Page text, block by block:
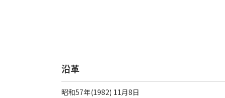
沿革
昭和57年(1982) 11月8日